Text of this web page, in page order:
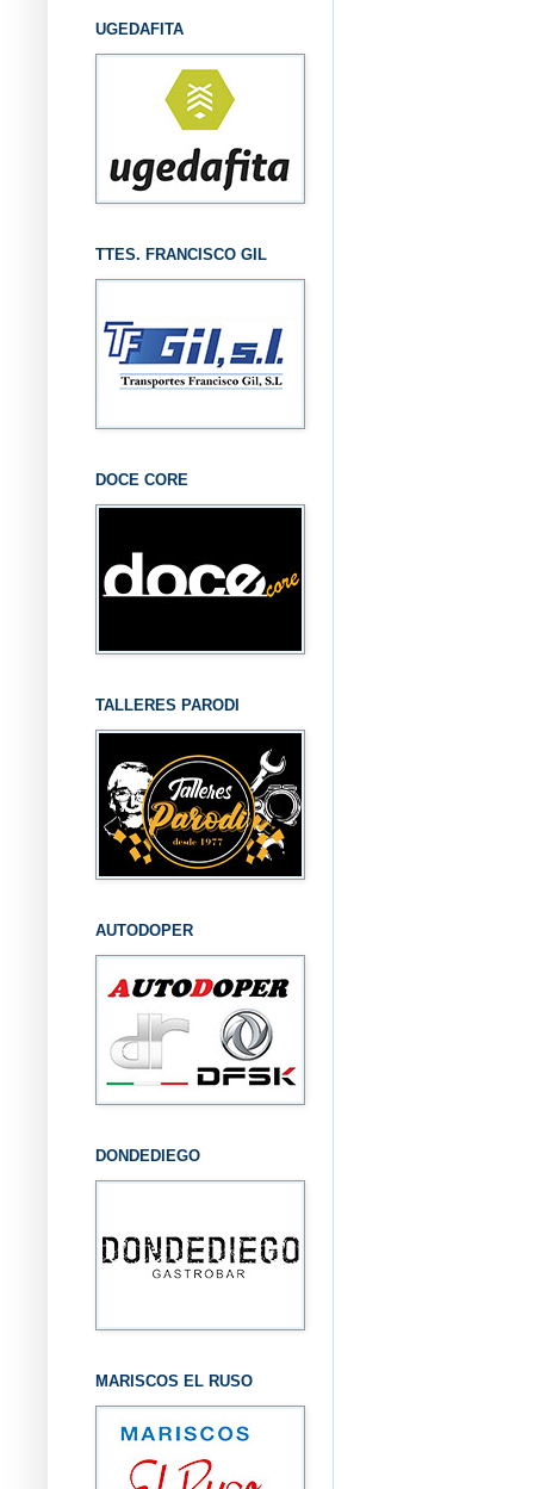
UGEDAFITA
TTES. FRANCISCO GIL
DOCE CORE
TALLERES PARODI
AUTODOPER
DONDEDIEGO
MARISCOS EL RUSO